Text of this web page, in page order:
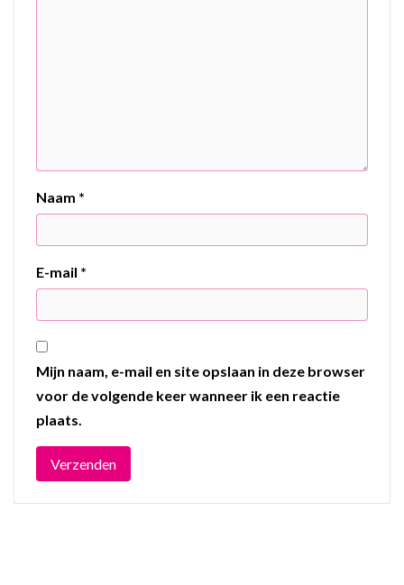
Naam *
E-mail *
Mijn naam, e-mail en site opslaan in deze browser
voor de volgende keer wanneer ik een reactie
plaats.